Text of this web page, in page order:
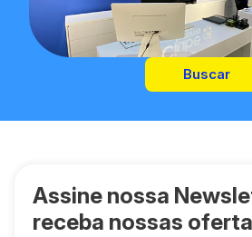
Buscar
Assine nossa
receba nossas